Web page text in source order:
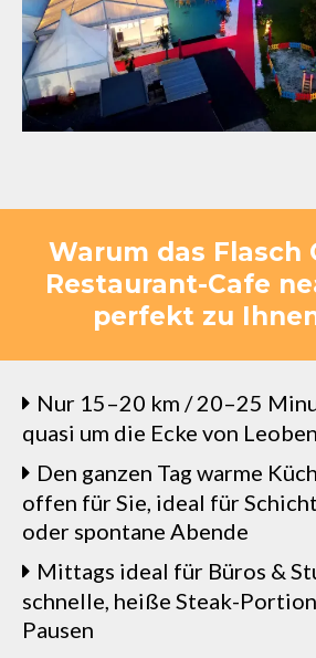
Warum das Flasch
Restaurant-Cafe
perfekt zu
Nur 15–20 km / 20–25
quasi um die Ecke von
Den ganzen Tag warme
offen für Sie, ideal für
oder spontane Abende
Mittags ideal für Büros &
schnelle, heiße Steak-
Pausen